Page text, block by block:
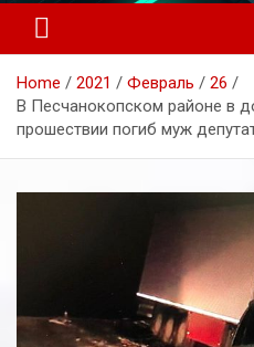
Home 2021 Февраль
26
В Песчанокопском районе в
прошествии погиб муж